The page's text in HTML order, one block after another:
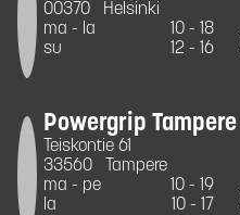
00370
Helsinki
ma - la
10 - 18
su
12 - 16
Powergrip Tampere
Teiskontie 61
33560
Tampere
ma - pe
10 - 19
la
10 - 17